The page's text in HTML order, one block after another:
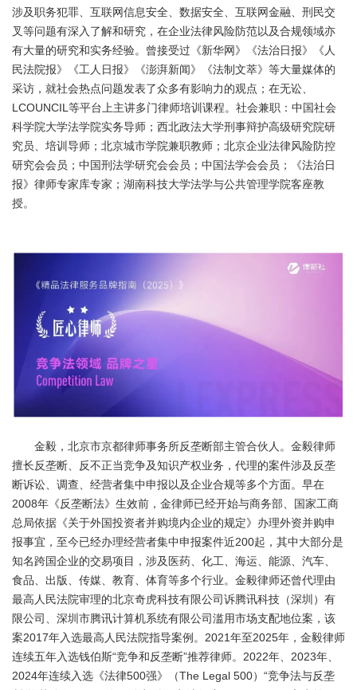
涉及职务犯罪、互联网信息安全、数据安全、互联网金融、刑民交
叉等问题有深入了解和研究，在企业法律风险防范以及合规领域亦
有大量的研究和实务经验。曾接受过《新华网》《法治日报》《人
民法院报》《工人日报》《澎湃新闻》《法制文萃》等大量媒体的
采访，就社会热点问题发表了众多有影响力的观点；在无讼、
LCOUNCIL等平台上主讲多门律师培训课程。社会兼职：中国社会
科学院大学法学院实务导师；西北政法大学刑事辩护高级研究院研
究员、培训导师；北京城市学院兼职教师；北京企业法律风险防控
研究会会员；中国刑法学研究会会员；中国法学会会员；《法治日
报》律师专家库专家；湖南科技大学法学与公共管理学院客座教
授。
金毅，北京市京都律师事务所反垄断部主管合伙人。金毅律师
擅长反垄断、反不正当竞争及知识产权业务，代理的案件涉及反垄
断诉讼、调查、经营者集中申报以及企业合规等多个方面。早在
2008年《反垄断法》生效前，金律师已经开始与商务部、国家工商
总局依据《关于外国投资者并购境内企业的规定》办理外资并购申
报事宜，至今已经办理经营者集中申报案件近200起，其中大部分是
知名跨国企业的交易项目，涉及医药、化工、海运、能源、汽车、
食品、出版、传媒、教育、体育等多个行业。金毅律师还曾代理由
最高人民法院审理的北京奇虎科技有限公司诉腾讯科技（深圳）有
限公司、深圳市腾讯计算机系统有限公司滥用市场支配地位案，该
案2017年入选最高人民法院指导案例。2021年至2025年，金毅律师
连续五年入选钱伯斯“竞争和反垄断”推荐律师。2022年、2023年、
2024年连续入选《法律500强》（The Legal 500）“竞争法与反垄